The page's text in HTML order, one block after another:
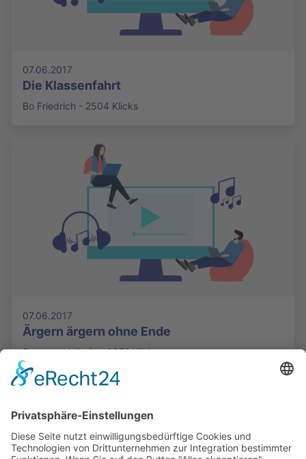
07.06.2017
Die Klassenfahrt
Bo Friedrich - 2504 Klicks
07.06.2017
Ärgern ärgern ohne Ende
Susanne Holbein - 3372 Klicks
Podcasts, Themen und Informationen.